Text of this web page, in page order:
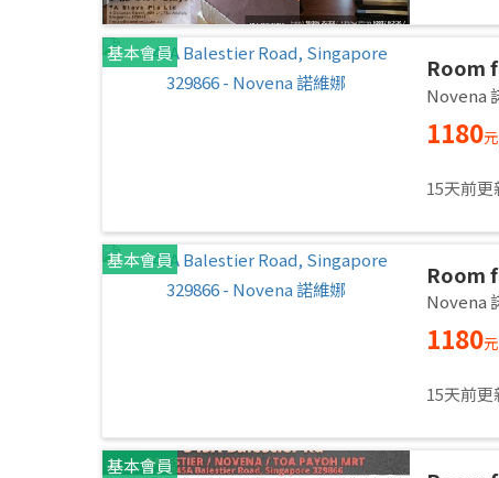
基本會員
Room
Novena
1180
15天前更
基本會員
Room
Novena
1180
15天前更
基本會員